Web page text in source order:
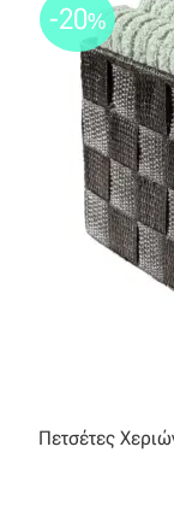
Οργάντζα
Οργάντζα
Οργάντζα
Οργάντζα
Οργάντζα
Οργάντζα
-20%
Πετσέτες